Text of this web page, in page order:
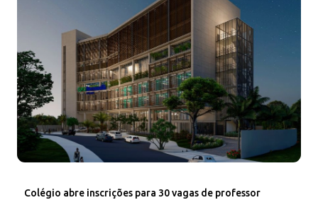
Colégio abre inscrições para 30 vagas de professor